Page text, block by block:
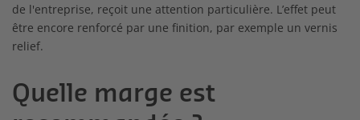
de l'entreprise, reçoit une attention particulière. L’effet peut
être encore renforcé par une finition, par exemple un vernis
relief.
Quelle marge est